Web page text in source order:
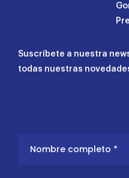
Suscríbete a nuestra
todas nuestras